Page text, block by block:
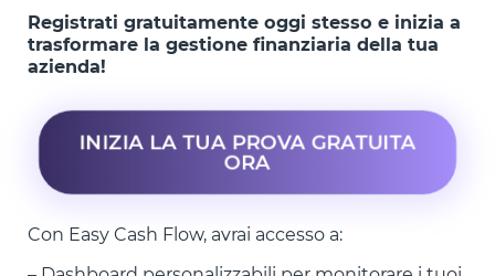
Registrati gratuitamente oggi stesso e inizia a
trasformare la gestione finanziaria della tua
azienda!
INIZIA LA TUA PROVA GRATUITA
ORA
Con Easy Cash Flow, avrai accesso a: